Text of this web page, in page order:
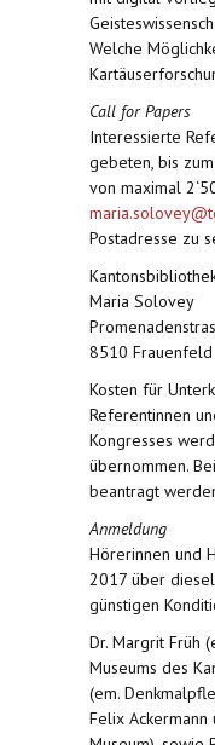
Welche
Call for Papers
Interessierte
gebeten, bis
von maximal
Postadresse zu
Maria Solovey
8510 Frauenfeld
Kosten für
Referentinnen
Kongresses
übernommen.
beantragt
Anmeldung
Hörerinnen und
2017 über
günstigen
Dr. Margrit Früh
Museums des
(em.
Felix